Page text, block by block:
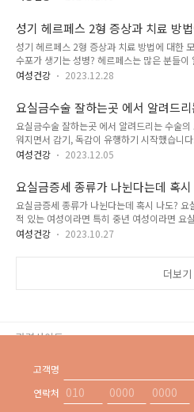
취를 동반한 혼탁뇨 증상 이렇게 방광염은 증
적 괴로운 증상들이 많..
하게 된다면 축복이지만, 원치 않는 임신을 할
제가 발생하곤 해요. 그래서 이러한 부작용을
법들이 연구되고 있어요. 올바른 피임 방법?
고 기구를 사용하는 방법이 있죠. 여기서 중요
알맞은 방법으로 진행해야 합니다. 많은 분들
을 자주 복용하게 된다면 높은 용량의 호르몬
되기 때문에 자제하는 것이 좋아요..
성기 헤르페스 2형 증상과 치료 방
것!
성기 헤르페스 2형 증상과 치료 방법에 대한
수포가 생기는 성병? 헤르페스는 많은 분들이
생각합니다. 입술에 나는 포진으로 많이 알려
보니 감염이 된 것을 알게 되면 많이 속상하고
요. 성기에 나는 헤르페스는 증상이 있을 수도
문에 내가 언제 감염된 것인지 누구에게 감염
하기 힘들기 때문에 나와 나의 파트너에게 언
르는데요. 헤르페스라고 하면 피곤할 때 입술
타입으로 나뉘면서 타입에 따라 수포가 발생하
다. 오늘 알아볼 성기 헤르페스는 ..
여성건강 2023.12.28
요실금수술 잘하는곳 에서 알려드
든 것!
요실금수술 잘하는곳 에서 알려드리는 수술
워지면서 감기, 독감이 유행하기 시작했습니
기침이 자주 발생하고 땀이 나질 않아 소변이
증상이 심해지면서 치료를 위해 요실금수술을
기입니다. 오늘 요실금수술 잘하는곳에서 요실
든 것에 대해 알려드리도록 하겠습니다. 요실
별함은 무엇일까? 요실금수술 잘하는곳 에서
오늘 꼭 기억해주셔야할 내용은 세가지 입니다
의심된다면 요실금수술 잘하는곳에 방문하여
여성건강 2023.12.05
요실금증세 종류가 나뉜다는데 혹
요실금증세 종류가 나뉜다는데 혹시 나도? 요
적 있는 여성이라면 특히 중년 여성이라면 요
들어보고 익숙하실 겁니다. 요실금은 나도 모르
한 세 가지 요실금인 복압성요실금, 절박성요
올라가는 경우는 기침을 할 때, 재채기를 할
여성건강 2023.10.27
더보기
공식 홈페이지 바로가기
우리동네 산부인과 유튜브
관련사이트
고객명
연락처